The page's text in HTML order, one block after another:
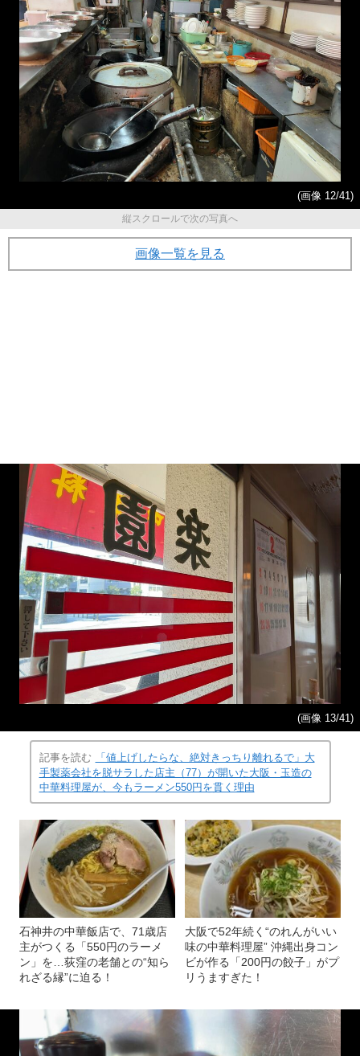
(画像 12/41)
縦スクロールで次の写真へ
画像一覧を見る
(画像 13/41)
記事を読む
「値上げしたらな、絶対きっちり離れるで」大
手製薬会社を脱サラした店主（77）が開いた大阪・玉造の
中華料理屋が、今もラーメン550円を貫く理由
石神井の中華飯店で、71歳店
主がつくる「550円のラーメ
ン」を…荻窪の老舗との“知ら
れざる縁”に迫る！
大阪で52年続く“のれんがいい
味の中華料理屋” 沖縄出身コン
ビが作る「200円の餃子」がプ
リうますぎた！